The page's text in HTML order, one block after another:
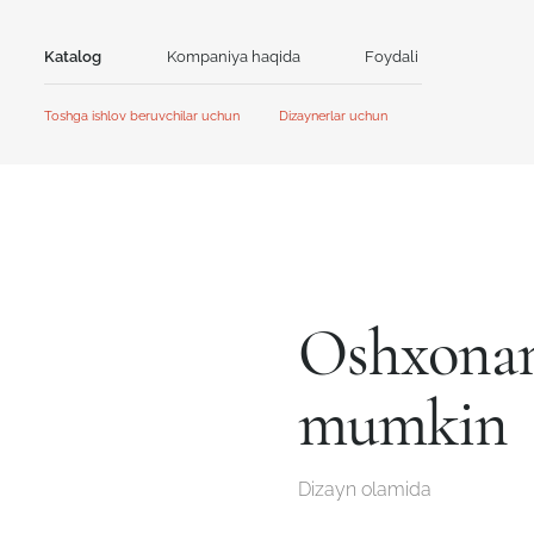
Katalog
Tosh
Kompaniya haqida Foydali
Toshga ishlov beruvchilar uchun Dizaynerlar uchun
mumkin
Dizayn olamida